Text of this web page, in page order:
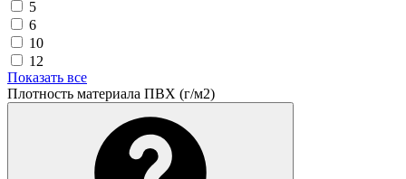
5
6
10
12
Показать все
Плотность материала ПВХ (г/м2)